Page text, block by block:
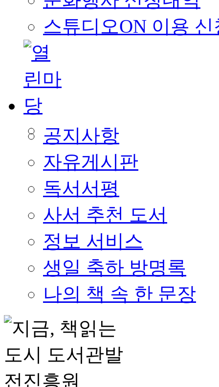
스튜디오ON 이용 신
공지사항
자유게시판
독서서평
사서 추천 도서
정보 서비스
생일 축하 방명록
나의 책 속 한 문장